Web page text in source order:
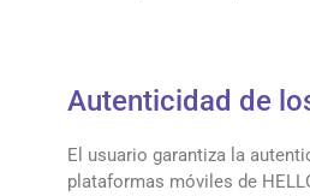
Autenticidad de
El usuario garantiza la
plataformas móviles de